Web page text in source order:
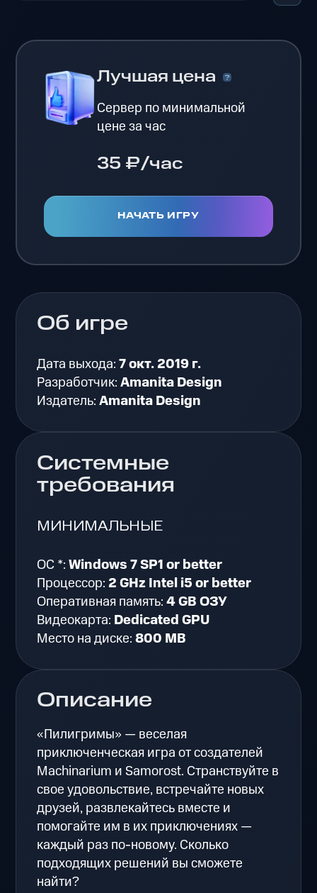
Лучшая цена
Сервер по минимальной
цене за час
35 ₽/час
НАЧАТЬ ИГРУ
Описание
«Пилигримы» — веселая
приключенческая игра от создателей
Machinarium и Samorost. Странствуйте в
свое удовольствие, встречайте новых
друзей, развлекайтесь вместе и
помогайте им в их приключениях —
каждый раз по-новому. Сколько
подходящих решений вы сможете
найти?
Об игре
Дата выхода:7 окт. 2019 г.
Разработчик:Amanita Design
Издатель:Amanita Design
Системные
требования
МИНИМАЛЬНЫЕ
ОС *:Windows 7 SP1 or better
Процессор: 2 GHz Intel i5 or better
Оперативная память:4 GB ОЗУ
Видеокарта: Dedicated GPU
Место на диске:800 MB